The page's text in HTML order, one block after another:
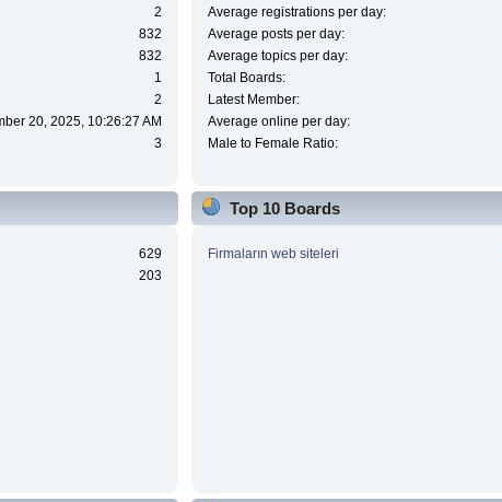
2
832
832
1
2
20, 2025, 10:26:27 AM
3
Average registrations per day:
Average posts per day:
Average topics per day:
Total Boards:
Latest Member:
Average online per day:
Male to Female Ratio:
629
203
Top 10 Boards
Firmaların web siteleri